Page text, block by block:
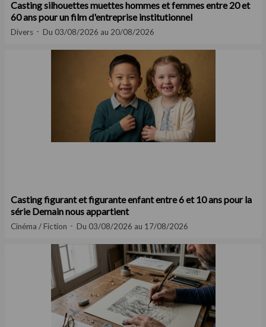
Casting silhouettes muettes hommes et femmes entre 20 et
60 ans pour un film d'entreprise institutionnel
Divers Du 03/08/2026 au 20/08/2026
Casting figurant et figurante enfant entre 6 et 10 ans pour la
série Demain nous appartient
Cinéma / Fiction Du 03/08/2026 au 17/08/2026